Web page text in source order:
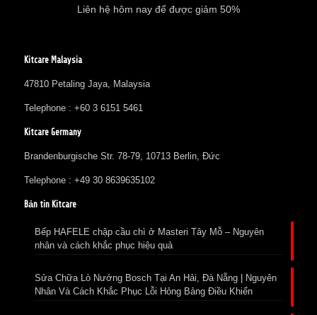
Liên hệ hôm nay để được giảm 50%
Kitcare Malaysia
47810 Petaling Jaya, Malaysia
Telephone : +60 3 6151 5461
Kitcare Germany
Brandenburgische Str. 78-79, 10713 Berlin, Đức
Telephone : +49 30 8639635102
Bản tin Kitcare
Bếp HAFELE chập cầu chì ở Masteri Tây Mỗ – Nguyên
nhân và cách khắc phục hiệu quả
Sửa Chữa Lò Nướng Bosch Tại An Hải, Đà Nẵng | Nguyên
Nhân Và Cách Khắc Phục Lỗi Hỏng Bảng Điều Khiển